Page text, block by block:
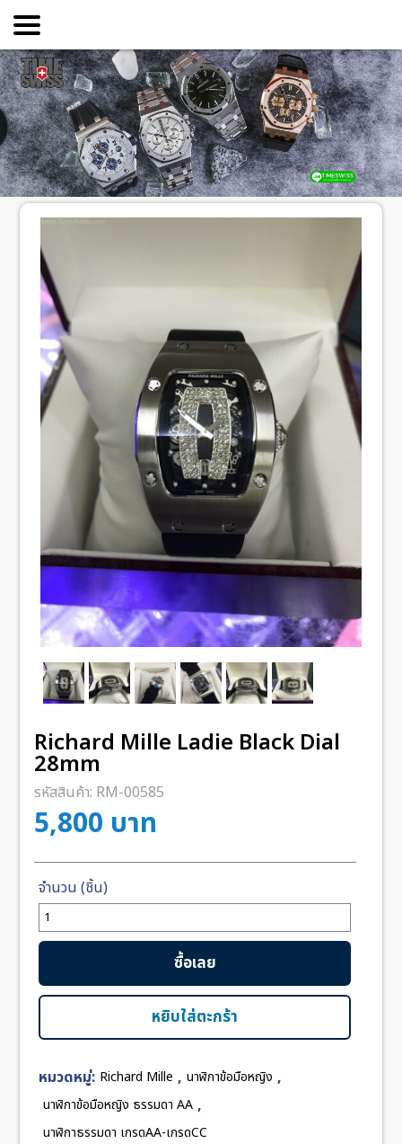
Richard Mille Ladie Black Dial
28mm
รหัสสินค้า: RM-00585
5,800 บาท
จำนวน
Richard
Mille
Black
28mm
หยิบใส่ตะกร้า
ซื้อเลย
หมวดหมู่: Richard Mille , นาฬิกาข้อมือหญิง ,
นาฬิกาข้อมือหญิง ธรรมดา AA ,
นาฬิกาธรรมดา เกรดAA-เกรดCC